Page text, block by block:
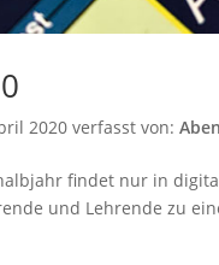
2020 verfasst von:
findet nur in
und Lehrende zu